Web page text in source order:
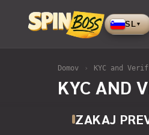
SL▼
Domov › KYC and
KYC AND
ZAKAJ